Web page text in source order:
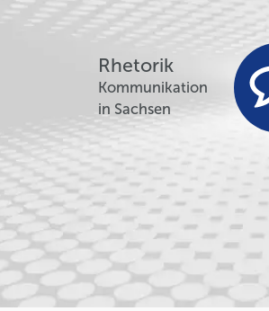
Rhetorik
Kommunikation
in Sachsen